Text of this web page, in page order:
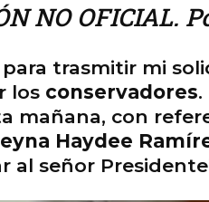
NO OFICIAL.
trasmitir mi
los conservadores.
mañana, con
Haydee
al señor